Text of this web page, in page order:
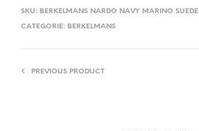
SKU: BERKELMANS NARDO NAVY MARINO SUEDE
CATEGORIE: BERKELMANS
PREVIOUS PRODUCT